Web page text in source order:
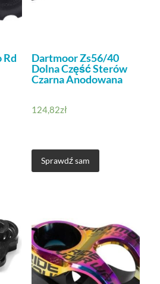
Rd
Dartmoor Zs56/40
Dolna Część Sterów
Czarna Anodowana
124,82zł
Sprawdź sam